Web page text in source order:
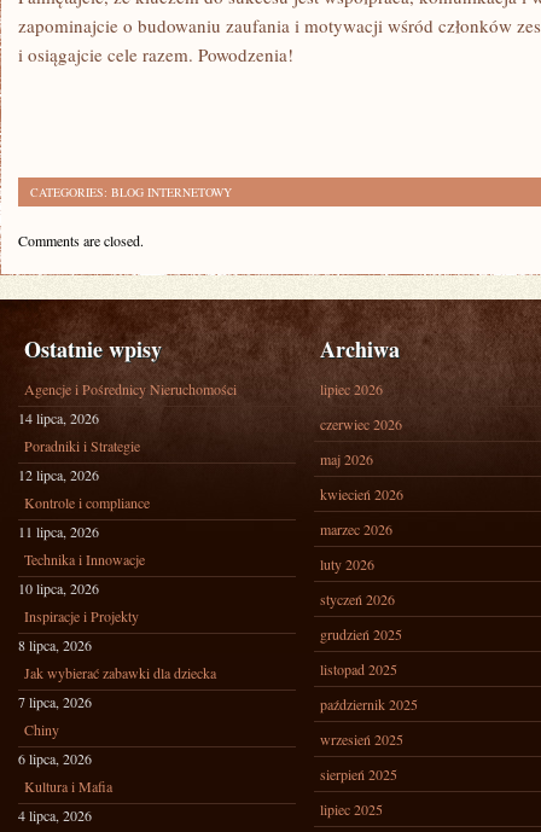
zapominajcie o⁢ budowaniu zaufania i motywacji wśród członków
i osiągajcie‌ cele razem. Powodzenia!
CATEGORIES: BLOG INTERNETOWY
Comments are closed.
Ostatnie wpisy
Agencje i Pośrednicy Nieruchomości
14 lipca, 2026
Poradniki i Strategie
12 lipca, 2026
Kontrole i compliance
11 lipca, 2026
Technika i Innowacje
10 lipca, 2026
Inspiracje i Projekty
8 lipca, 2026
Jak wybierać zabawki dla dziecka
7 lipca, 2026
Chiny
6 lipca, 2026
Kultura i Mafia
4 lipca, 2026
Archiwa
lipiec 2026
czerwiec 2026
maj 2026
kwiecień 2026
marzec 2026
luty 2026
styczeń 2026
grudzień 2025
listopad 2025
październik 2025
wrzesień 2025
sierpień 2025
lipiec 2025